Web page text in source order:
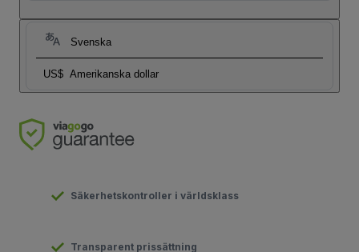
Svenska
US$ Amerikanska dollar
Säkerhetskontroller i världsklass
Transparent prissättning